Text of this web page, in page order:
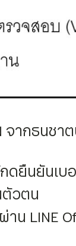
จากธนชา
ยืนยันเ
ตัวตน
LINE